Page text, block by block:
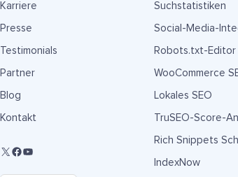
Karriere
Presse
Testimonials
Partner
Blog
Kontakt
Suchstatistiken
Social-Media-
Robots.txt-Editor
WooCommerce
Lokales SEO
TruSEO-Score-
Rich Snippets
IndexNow